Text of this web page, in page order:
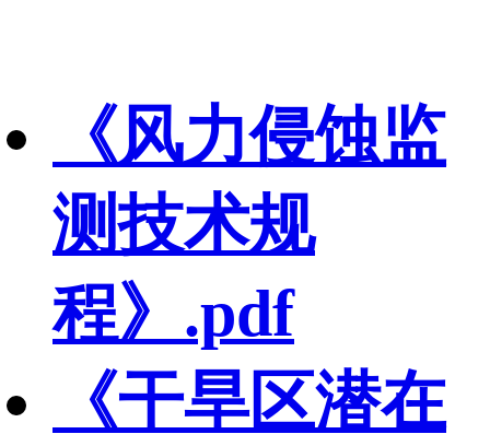
《风力侵蚀监
测技术规
程》.pdf
《干旱区潜在